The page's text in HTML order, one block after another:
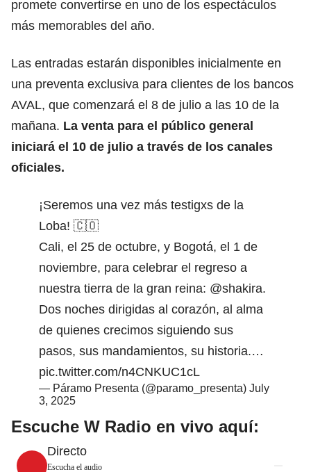
promete convertirse en uno de los espectáculos
más memorables del año.
Las entradas estarán disponibles inicialmente en
una preventa exclusiva para clientes de los bancos
AVAL, que comenzará el 8 de julio a las 10 de la
mañana. La venta para el público general
iniciará el 10 de julio a través de los canales
oficiales.
¡Seremos una vez más testigxs de la
Loba! 🇨🇴
Cali, el 25 de octubre, y Bogotá, el 1 de
noviembre, para celebrar el regreso a
nuestra tierra de la gran reina: @shakira.
Dos noches dirigidas al corazón, al alma
de quienes crecimos siguiendo sus
pasos, sus mandamientos, su historia.…
pic.twitter.com/n4CNKUC1cL
— Páramo Presenta (@paramo_presenta) July
3, 2025
Escuche W Radio en vivo aquí:
Directo
Escucha el audio